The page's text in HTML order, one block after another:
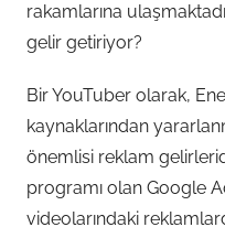
rakamlarına
gelir getiriyor?
Bir YouTuber olarak,
kaynaklarından
önemlisi reklam
programı olan Google
videolarındaki